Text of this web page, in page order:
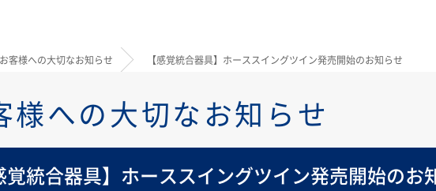
お客様への大切なお知らせ 【感覚統合器具】ホーススイングツイン発売開始のお知らせ
様への大切なお知らせ
覚統合器具】ホーススイングツイン発売開始のお